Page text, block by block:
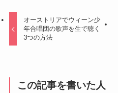
オーストリアでウィーン少
年合唱団の歌声を生で聴く
3つの方法
この記事を書いた人